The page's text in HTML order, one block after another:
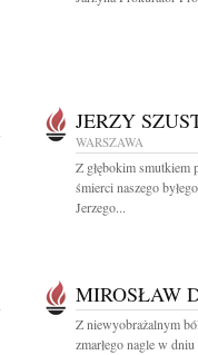
JERZY
WARSZAWA
Z głębokim smutkiem
śmierci naszego
Jerzego...
MIROSŁAW
Z niewyobrażalnym
zmarłego nagle w